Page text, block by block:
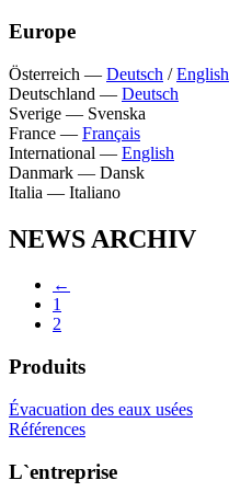
Europe
Österreich — Deutsch /English
Deutschland — Deutsch
Sverige — Svenska
France — Français
International — English
Danmark — Dansk
Italia — Italiano
NEWS ARCHIV
←
1
2
Produits
Évacuation des eaux usées
Références
L`entreprise